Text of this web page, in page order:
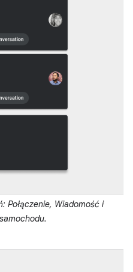
Połączenie, Wiadomość i